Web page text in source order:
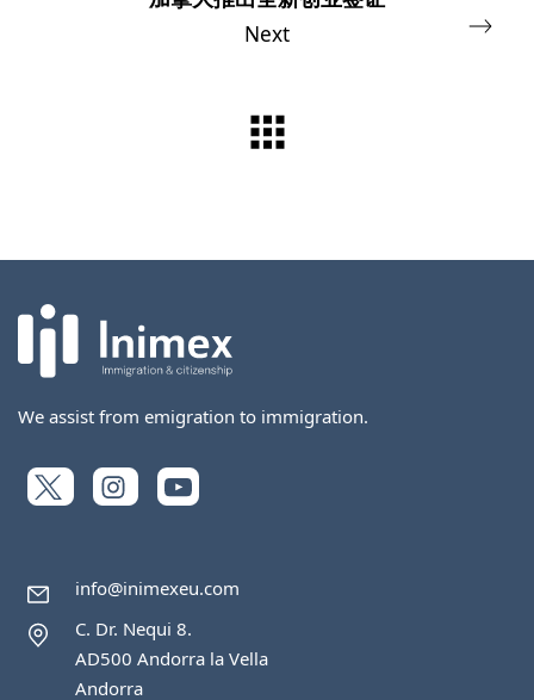
Next
We assist from emigration to immigration.
info@inimexeu.com
C. Dr. Nequi 8.
AD500 Andorra la Vella
Andorra